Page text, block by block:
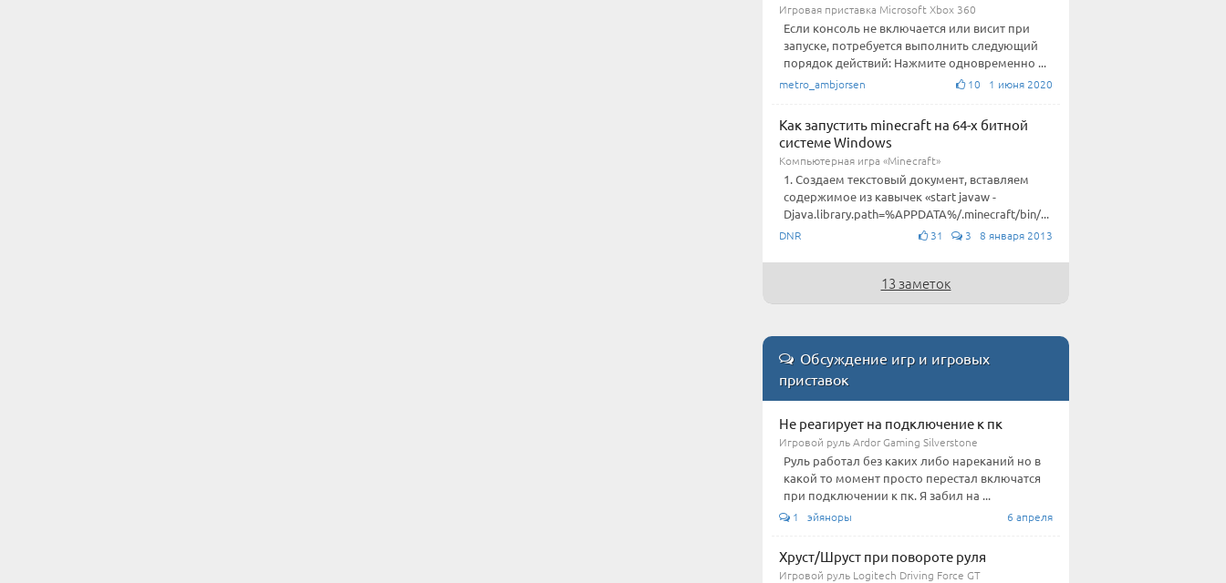
Игровая приставка Microsoft Xbox 360
Если консоль не включается или висит при
запуске, потребуется выполнить следующий
порядок действий: Нажмите одновременно ...
metro_ambjorsen 10 1 июня 2020
Как запустить minecraft на 64-х битной
системе Windows
Компьютерная игра «Minecraft»
1. Создаем текстовый документ, вставляем
содержимое из кавычек «start javaw -
Djava.library.path=%APPDATA%/.minecraft/bin/...
DNR 31 3 8 января 2013
13 заметок
Обсуждение игр и игровых
приставок
Не реагирует на подключение к пк
Игровой руль Ardor Gaming Silverstone
Руль работал без каких либо нареканий но в
какой то момент просто перестал включатся
при подключении к пк. Я забил на ...
1 эйяноры 6 апреля
Хруст/Шруст при повороте руля
Игровой руль Logitech Driving Force GT